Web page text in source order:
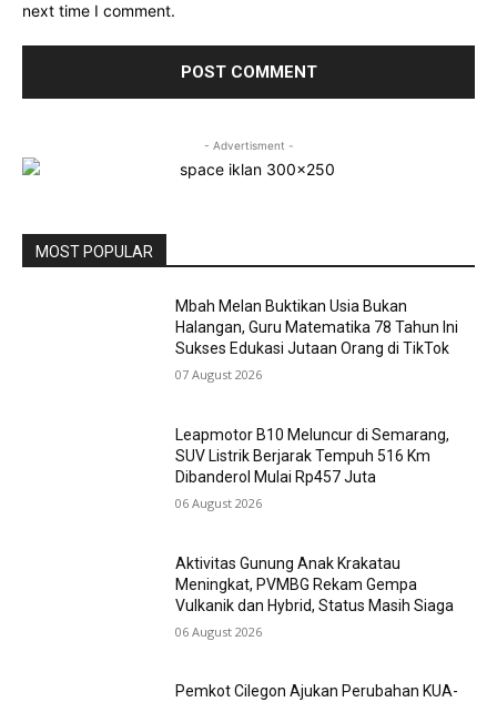
next time I comment.
- Advertisment -
MOST POPULAR
Mbah Melan Buktikan Usia Bukan
Halangan, Guru Matematika 78 Tahun Ini
Sukses Edukasi Jutaan Orang di TikTok
07 August 2026
Leapmotor B10 Meluncur di Semarang,
SUV Listrik Berjarak Tempuh 516 Km
Dibanderol Mulai Rp457 Juta
06 August 2026
Aktivitas Gunung Anak Krakatau
Meningkat, PVMBG Rekam Gempa
Vulkanik dan Hybrid, Status Masih Siaga
06 August 2026
Pemkot Cilegon Ajukan Perubahan KUA-